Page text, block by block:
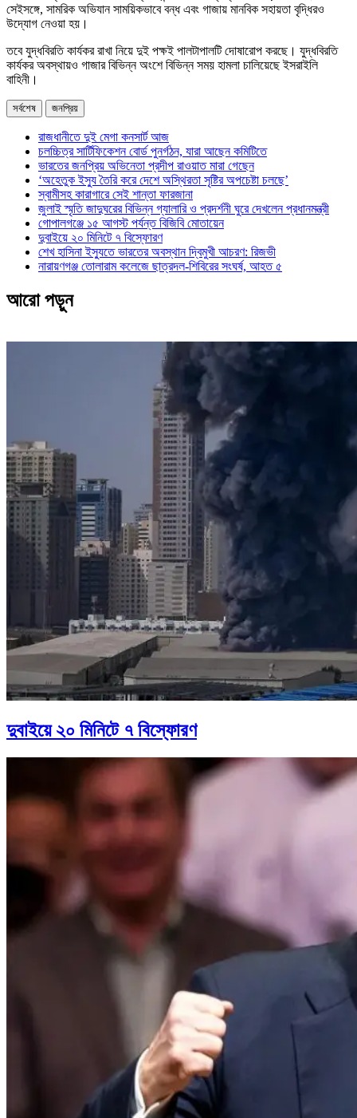
সেইসঙ্গে, সামরিক অভিযান সাময়িকভাবে বন্ধ এবং গাজায় মানবিক সহায়তা বৃদ্ধিরও
উদ্যোগ নেওয়া হয়।
তবে যুদ্ধবিরতি কার্যকর রাখা নিয়ে দুই পক্ষই পালটাপালটি দোষারোপ করছে। যুদ্ধবিরতি
কার্যকর অবস্থায়ও গাজার বিভিন্ন অংশে বিভিন্ন সময় হামলা চালিয়েছে ইসরাইলি
বাহিনী।
সর্বশেষ জনপ্রিয়
রাজধানীতে দুই মেগা কনসার্ট আজ
চলচ্চিত্র সার্টিফিকেশন বোর্ড পুনর্গঠন, যারা আছেন কমিটিতে
ভারতের জনপ্রিয় অভিনেতা প্রদীপ রাওয়াত মারা গেছেন
‘অহেতুক ইস্যু তৈরি করে দেশে অস্থিরতা সৃষ্টির অপচেষ্টা চলছে’
স্বামীসহ কারাগারে সেই শান্তা ফারজানা
জুলাই স্মৃতি জাদুঘরের বিভিন্ন গ্যালারি ও প্রদর্শনী ঘুরে দেখলেন প্রধানমন্ত্রী
গোপালগঞ্জে ১৫ আগস্ট পর্যন্ত বিজিবি মোতায়েন
দুবাইয়ে ২০ মিনিটে ৭ বিস্ফোরণ
শেখ হাসিনা ইস্যুতে ভারতের অবস্থান দ্বিমুখী আচরণ: রিজভী
নারায়ণগঞ্জ তোলারাম কলেজে ছাত্রদল-শিবিরের সংঘর্ষ, আহত ৫
আরো পড়ুন
দুবাইয়ে ২০ মিনিটে ৭ বিস্ফোরণ